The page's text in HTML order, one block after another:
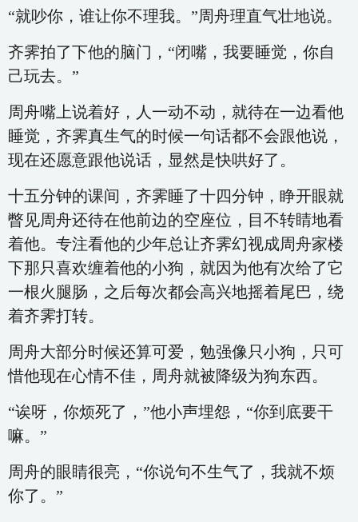
“就吵你，谁让你不理我。”周舟理直气壮地说。
齐霁拍了下他的脑门，“闭嘴，我要睡觉，你自
己玩去。”
周舟嘴上说着好，人一动不动，就待在一边看他
睡觉，齐霁真生气的时候一句话都不会跟他说，
现在还愿意跟他说话，显然是快哄好了。
十五分钟的课间，齐霁睡了十四分钟，睁开眼就
瞥见周舟还待在他前边的空座位，目不转睛地看
着他。专注看他的少年总让齐霁幻视成周舟家楼
下那只喜欢缠着他的小狗，就因为他有次给了它
一根火腿肠，之后每次都会高兴地摇着尾巴，绕
着齐霁打转。
周舟大部分时候还算可爱，勉强像只小狗，只可
惜他现在心情不佳，周舟就被降级为狗东西。
“诶呀，你烦死了，”他小声埋怨，“你到底要干
嘛。”
周舟的眼睛很亮，“你说句不生气了，我就不烦
你了。”